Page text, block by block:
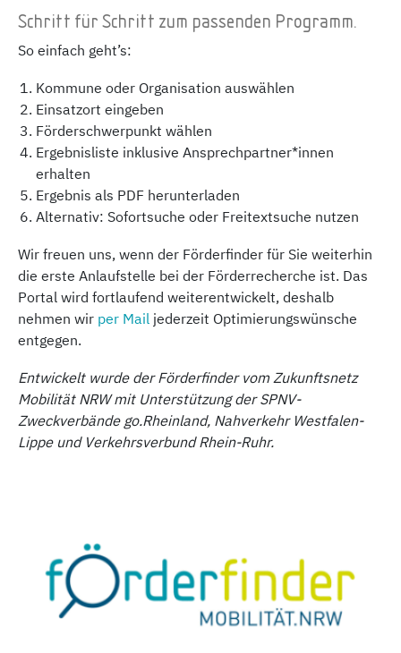
Schritt für Schritt zum passenden Programm.
So einfach geht’s:
Kommune oder Organisation auswählen
Einsatzort eingeben
Förderschwerpunkt wählen
Ergebnisliste inklusive Ansprechpartner*innen
erhalten
Ergebnis als PDF herunterladen
Alternativ: Sofortsuche oder Freitextsuche nutzen
Wir freuen uns, wenn der Förderfinder für Sie weiterhin
die erste Anlaufstelle bei der Förderrecherche ist. Das
Portal wird fortlaufend weiterentwickelt, deshalb
nehmen wirper Mailjederzeit Optimierungswünsche
entgegen.
Entwickelt wurde der Förderfinder vom Zukunftsnetz
Mobilität NRW mit Unterstützung der SPNV-
Zweckverbände go.Rheinland, Nahverkehr Westfalen-
Lippe und Verkehrsverbund Rhein-Ruhr.